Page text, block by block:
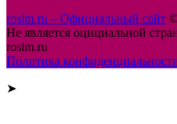
rosim.ru – Официальный сайт
Не является оцициальной
rosim.ru
Политика
➤